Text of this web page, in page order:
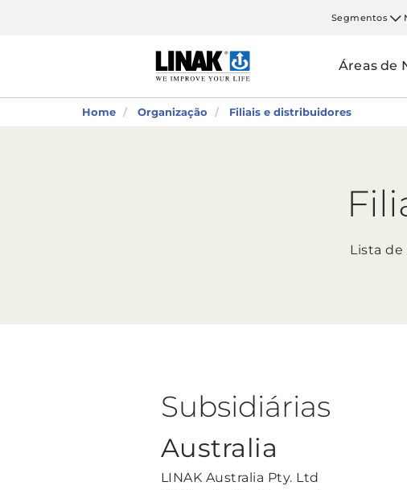
Segmentos
Áreas de
Home Organização Filiais e distribuidores
Lista
Subsidiárias
Australia
LINAK Australia Pty. Ltd